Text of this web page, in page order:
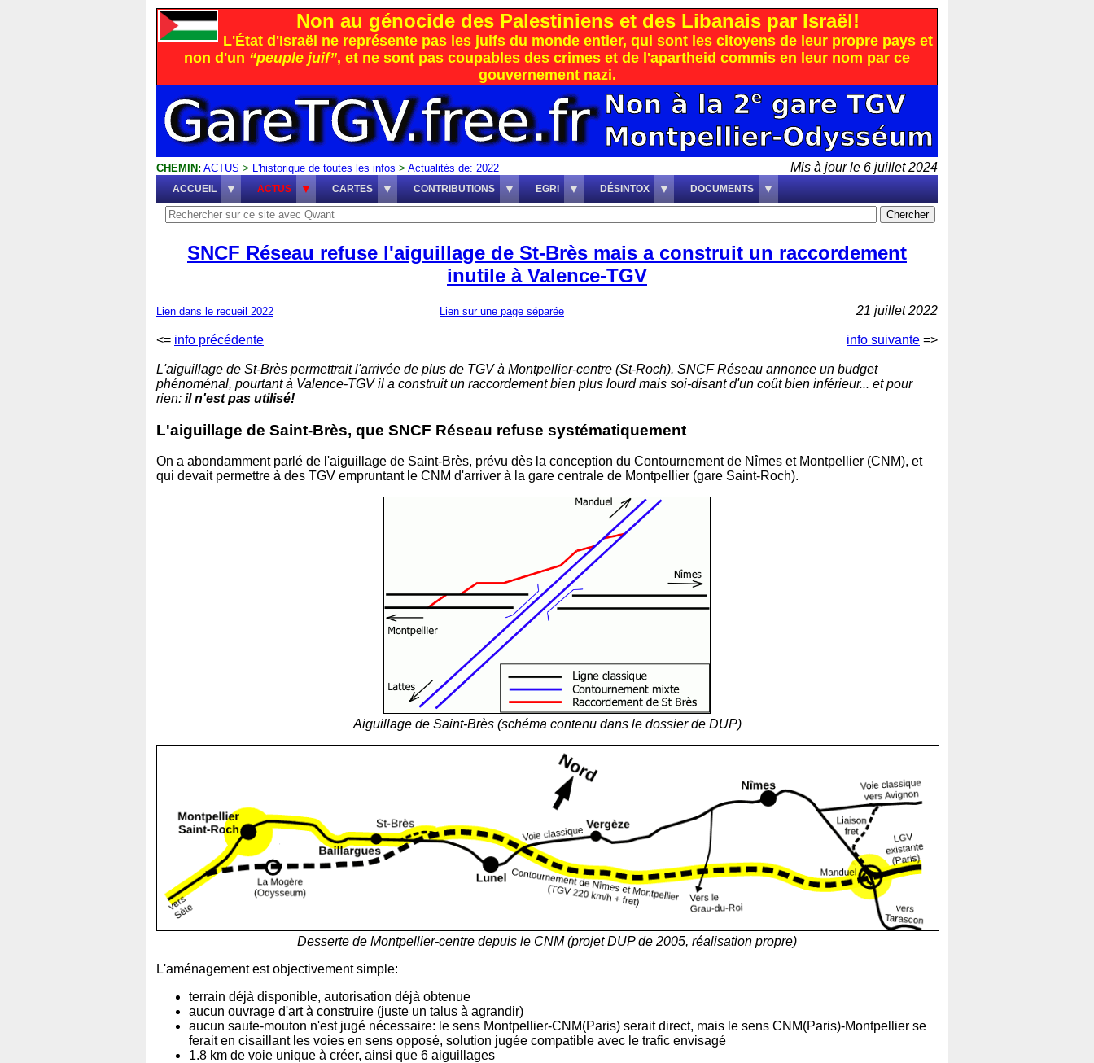
Non au génocide des Palestiniens et des Libanais par Israël!
L'État d'Israël ne représente pas les juifs du monde entier, qui sont les citoyens de leur propre pays et
non d'un “peuple juif”, et ne sont pas coupables des crimes et de l'apartheid commis en leur nom par ce
gouvernement nazi.
CHEMIN: ACTUS > L'historique de toutes les infos > Actualités de: 2022 Mis à jour le 6 juillet 2024
ACCUEIL ACTUS CARTES CONTRIBUTIONS EGRI DÉSINTOX DOCUMENTS
SNCF Réseau refuse l'aiguillage de St-Brès mais a construit un raccordement
inutile à Valence-TGV
Lien dans le recueil 2022 Lien sur une page séparée 21 juillet 2022
<= info précédente info suivante =>
L'aiguillage de St-Brès permettrait l'arrivée de plus de TGV à Montpellier-centre (St-Roch). SNCF Réseau annonce un budget
phénoménal, pourtant à Valence-TGV il a construit un raccordement bien plus lourd mais soi-disant d'un coût bien inférieur... et pour
rien: il n'est pas utilisé!
L'aiguillage de Saint-Brès, que SNCF Réseau refuse systématiquement
On a abondamment parlé de l'aiguillage de Saint-Brès, prévu dès la conception du Contournement de Nîmes et Montpellier (CNM), et
qui devait permettre à des TGV empruntant le CNM d'arriver à la gare centrale de Montpellier (gare Saint-Roch).
Aiguillage de Saint-Brès (schéma contenu dans le dossier de DUP)
Desserte de Montpellier-centre depuis le CNM (projet DUP de 2005, réalisation propre)
L'aménagement est objectivement simple:
terrain déjà disponible, autorisation déjà obtenue
aucun ouvrage d'art à construire (juste un talus à agrandir)
aucun saute-mouton n'est jugé nécessaire: le sens Montpellier-CNM(Paris) serait direct, mais le sens CNM(Paris)-Montpellier se
ferait en cisaillant les voies en sens opposé, solution jugée compatible avec le trafic envisagé
1.8 km de voie unique à créer, ainsi que 6 aiguillages